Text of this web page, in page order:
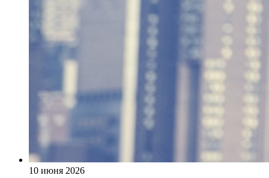
10 июня 2026